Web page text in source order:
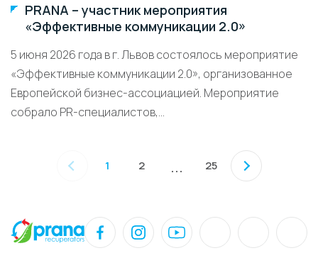
PRANA – участник мероприятия
«Эффективные коммуникации 2.0»
5 июня 2026 года в г. Львов состоялось мероприятие
«Эффективные коммуникации 2.0», организованное
Европейской бизнес-ассоциацией. Мероприятие
собрало PR-специалистов,...
1 2 ... 25